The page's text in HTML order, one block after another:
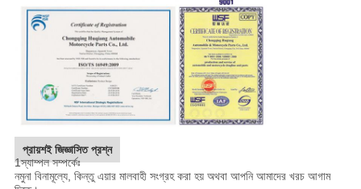
প্রায়শই জিজ্ঞাসিত প্রশ্ন
1স্যাম্পল সম্পর্কেঃ
নমুনা বিনামূল্যে, কিন্তু এয়ার মালবাহী সংগ্রহ করা হয় অথবা আপনি আমাদের খরচ আগাম